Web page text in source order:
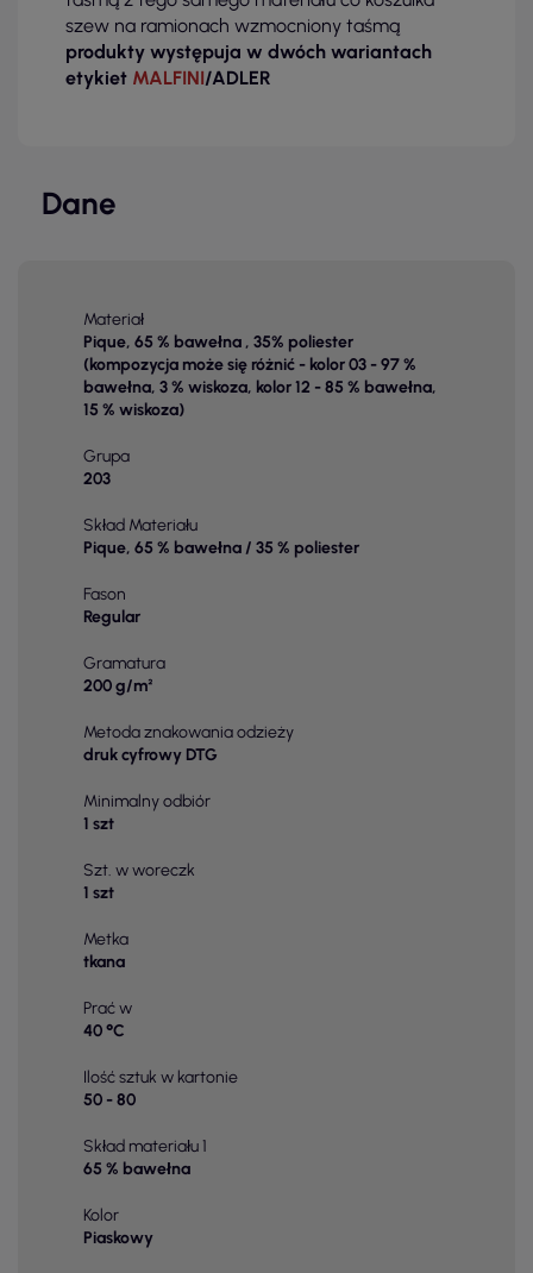
szew na ramionach wzmocniony taśmą
produkty występuja w dwóch wariantach
etykiet MALFINI/ADLER
Dane
Materiał
Pique, 65 % bawełna , 35% poliester
(kompozycja może się różnić - kolor 03 - 97 %
bawełna, 3 % wiskoza, kolor 12 - 85 % bawełna,
15 % wiskoza)
Grupa
203
Skład Materiału
Pique, 65 % bawełna / 35 % poliester
Fason
Regular
Gramatura
200 g/m²
Metoda znakowania odzieży
druk cyfrowy DTG
Minimalny odbiór
1 szt
Szt. w woreczk
1 szt
Metka
tkana
Prać w
40 °C
Ilość sztuk w kartonie
50 - 80
Skład materiału 1
65 % bawełna
Kolor
Piaskowy